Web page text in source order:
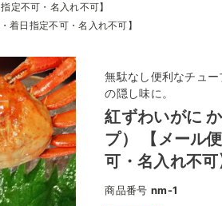
定不可・名入れ不可】
日指定不可・名入れ不可】
無駄なし便利なチュ
の隠し味に。
紅ずわいがに
プ） 【メール
可・名入れ不可
商品番号 nm-1